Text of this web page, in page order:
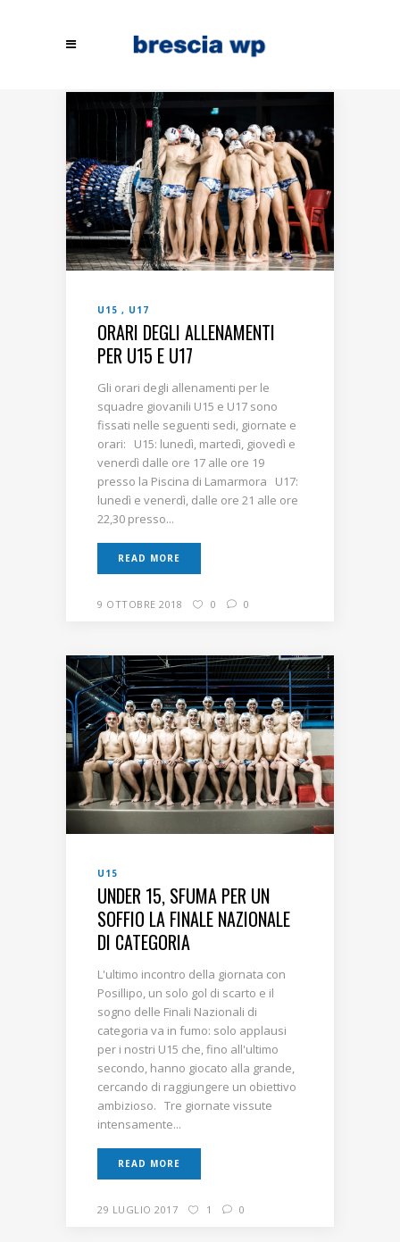
U15 U17
ORARI DEGLI ALLENAMENTI
PER U15 E U17
Gli orari degli allenamenti per le
squadre giovanili U15 e U17 sono
fissati nelle seguenti sedi, giornate e
orari: U15: lunedì, martedì, giovedì e
venerdì dalle ore 17 alle ore 19
presso la Piscina di Lamarmora U17:
lunedì e venerdì, dalle ore 21 alle ore
22,30 presso...
READ MORE
9 OTTOBRE 2018 0 0
U15
UNDER 15, SFUMA PER UN
SOFFIO LA FINALE NAZIONALE
DI CATEGORIA
L'ultimo incontro della giornata con
Posillipo, un solo gol di scarto e il
sogno delle Finali Nazionali di
categoria va in fumo: solo applausi
per i nostri U15 che, fino all'ultimo
secondo, hanno giocato alla grande,
cercando di raggiungere un obiettivo
ambizioso. Tre giornate vissute
intensamente...
READ MORE
29 LUGLIO 2017 1 0